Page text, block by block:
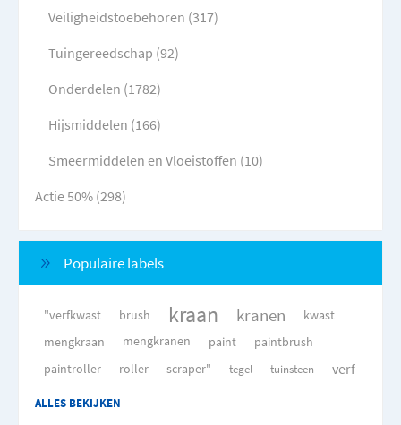
Veiligheidstoebehoren (317)
Tuingereedschap (92)
Onderdelen (1782)
Hijsmiddelen (166)
Smeermiddelen en Vloeistoffen (10)
Actie 50% (298)
Populaire labels
"verfkwast brush kraan kranen
kwast
mengkraan
mengkranen paint
paintbrush
paintroller
roller scraper" tegel tuinsteen verf
ALLES BEKIJKEN